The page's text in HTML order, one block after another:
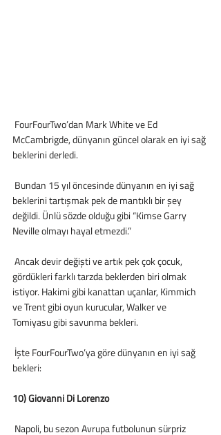
McCambrigde, dünyanın güncel olarak en iyi sağ
beklerini derledi.
beklerini tartışmak pek de mantıklı bir şey
değildi. Ünlü sözde olduğu gibi “Kimse Garry
Neville olmayı hayal etmezdi.”
gördükleri farklı tarzda beklerden biri olmak
istiyor. Hakimi gibi kanattan uçanlar, Kimmich
ve Trent gibi oyun kurucular, Walker ve
Tomiyasu gibi savunma bekleri.
bekleri:
10) Giovanni Di Lorenzo